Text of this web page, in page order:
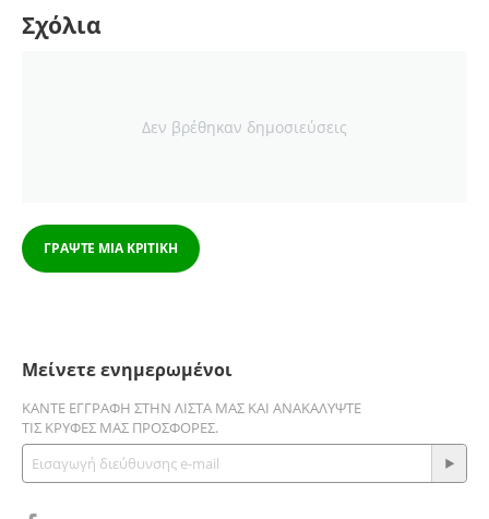
Σχόλια
Δεν βρέθηκαν δημοσιεύσεις
ΓΡΆΨΤΕ ΜΙΑ ΚΡΙΤΙΚΉ
Μείνετε ενημερωμένοι
ΚΆΝΤΕ ΕΓΓΡΑΦΉ ΣΤΗΝ ΛΊΣΤΑ ΜΑΣ ΚΑΙ ΑΝΑΚΑΛΎΨΤΕ
ΤΙΣ ΚΡΥΦΈΣ ΜΑΣ ΠΡΟΣΦΟΡΈΣ.